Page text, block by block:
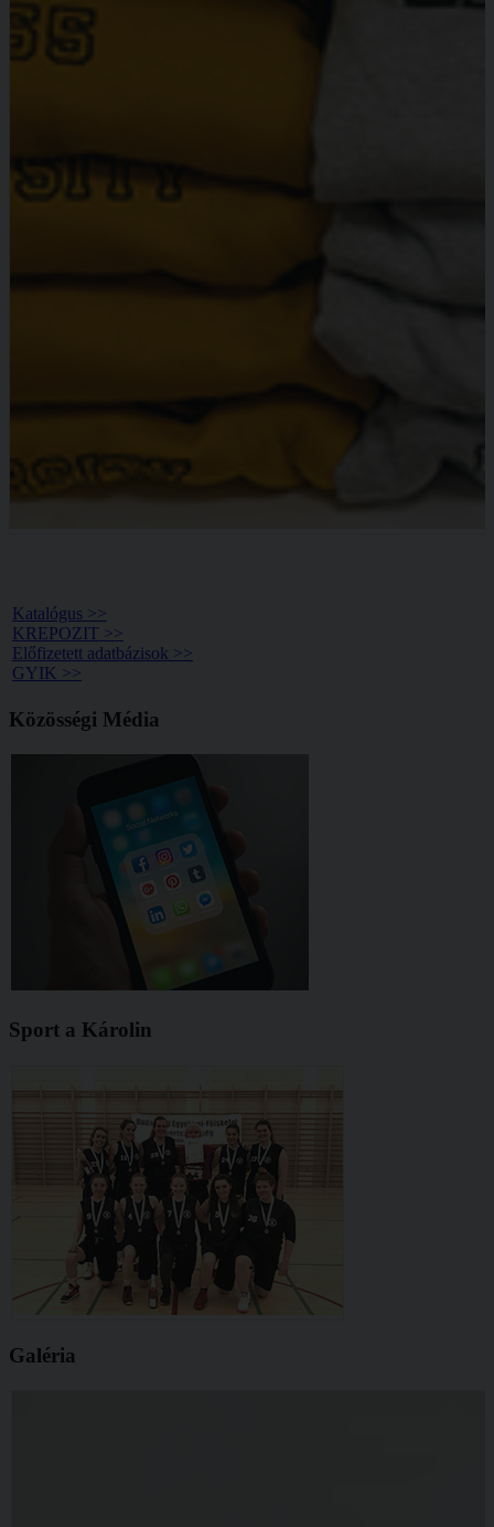
Katalógus >>
KREPOZIT >>
Előfizetett adatbázisok >>
GYIK >>
Közösségi Média
Sport a Károlin
Galéria